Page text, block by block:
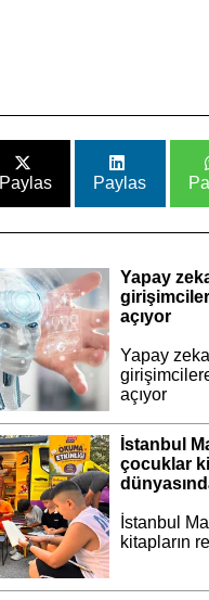
Paylas Paylas
Yapay
açıyor
Yapay
açıyor
İstanbul
çocuklar
İstanbul
kitapların